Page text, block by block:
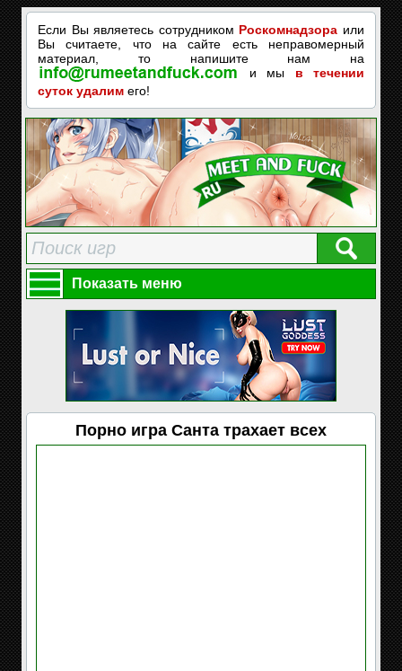
Если Вы являетесь сотрудником Роскомнадзора или
Вы считаете, что на сайте есть неправомерный
материал, то напишите нам на
и мы в течении
суток удалим его!
Показать меню
Порно игра Санта трахает всех